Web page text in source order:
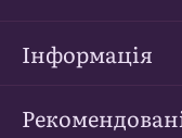
Інформація